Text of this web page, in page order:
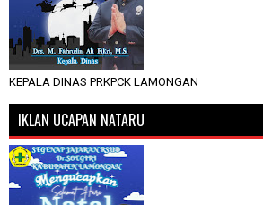
KEPALA DINAS PRKPCK LAMONGAN
IKLAN UCAPAN NATARU